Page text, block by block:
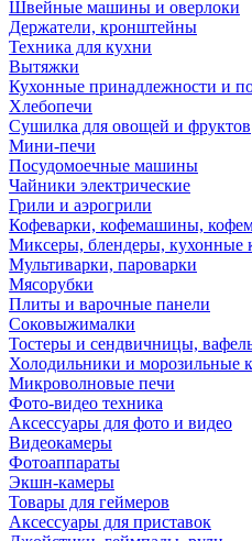
Швейные машины и оверлоки
Держатели, кронштейны
Техника для кухни
Вытяжки
Кухонные принадлежности и
Хлебопечи
Сушилка для овощей и фруктов
Мини-печи
Посудомоечные машины
Чайники электрические
Грили и аэрогрили
Кофеварки, кофемашины,
Миксеры, блендеры, кухонные
Мультиварки, пароварки
Мясорубки
Плиты и варочные панели
Соковыжималки
Тостеры и сендвичницы,
Холодильники и морозильные
Микроволновые печи
Фото-видео техника
Аксессуары для фото и видео
Видеокамеры
Фотоаппараты
Экшн-камеры
Товары для геймеров
Аксессуары для приставок